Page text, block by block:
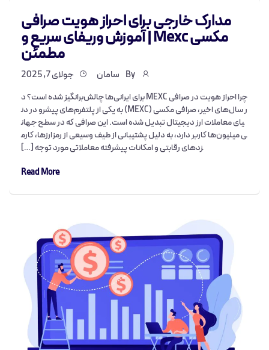
مدارک خارجی برای احراز هویت صرافی
مکسی Mexc | آموزش وریفای سریع و
مطمئن
سامان جولای 7, 2025
چرا احراز هویت در صرافی MEXC برای ایرانی‌ها چالش‌برانگیز شده است؟ د
ر سال‌های اخیر، صرافی مکسی (MEXC) به یکی از پلتفرم‌های پیشرو در دن
یای معاملات ارز دیجیتال تبدیل شده است. این صرافی که در سطح جهان
ی میلیون‌ها کاربر دارد، به دلیل پشتیبانی از طیف وسیعی از رمزارزها، کارم
زدهای رقابتی و امکانات پیشرفته معاملاتی مورد توجه […]
Read More